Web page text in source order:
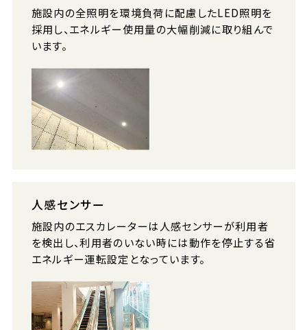
施設内の全照明を環境負荷に配慮したLED照明を
採用し、エネルギー使用量の大幅削減に取り組んで
います。
人感センサー
施設内のエスカレーターは人感センサーが利用者
を検出し、利用者のいない時には動作を停止する省
エネルギー運転設定となっています。